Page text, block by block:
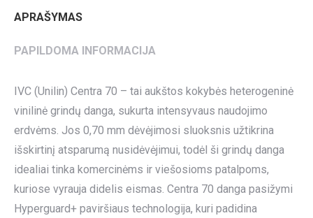
APRAŠYMAS
PAPILDOMA INFORMACIJA
IVC (Unilin) Centra 70 – tai aukštos kokybės heterogeninė
vinilinė grindų danga, sukurta intensyvaus naudojimo
erdvėms. Jos 0,70 mm dėvėjimosi sluoksnis užtikrina
išskirtinį atsparumą nusidėvėjimui, todėl ši grindų danga
idealiai tinka komercinėms ir viešosioms patalpoms,
kuriose vyrauja didelis eismas. Centra 70 danga pasižymi
Hyperguard+ paviršiaus technologija, kuri padidina